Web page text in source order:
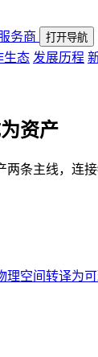
务商
打开导航
生态 发展历程
资产
条主线，连
空间转译为